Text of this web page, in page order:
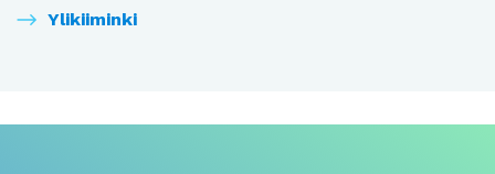
Ylikiiminki